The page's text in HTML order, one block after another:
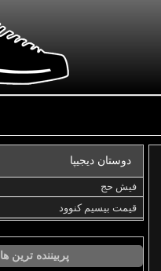
دوستان دیجیپا
فیش حج
قیمت بیسیم کنوود
پربیننده ترین ها